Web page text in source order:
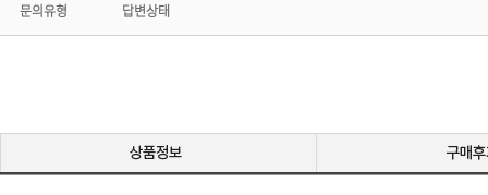
문의유형 답변상태